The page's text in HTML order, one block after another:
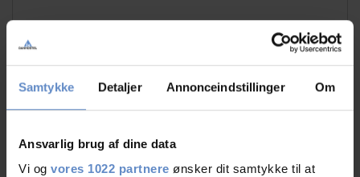
Samtykke Detaljer Annonceindstillinger Om
Ansvarlig brug af dine data
Vi og vores 1022 partnere ønsker dit samtykke til at
Faciliteter
Ladestander | EON Gratis parkering